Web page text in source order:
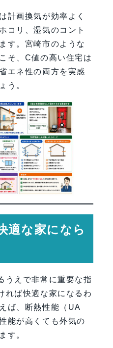
計画換気が効率よく
コリ、湿気のコント
す。宮崎市のような
そ、C値の高い住宅は
エネ性の両方を実感
う。
適な家になら
うえで非常に重要な指
れば快適な家になるわ
ば、断熱性能（UA
能が高くても外気の
す。